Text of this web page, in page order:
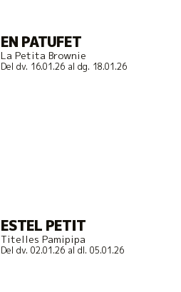
EN PATUFET
La Petita Brownie
Del dv. 16.01.26al dg. 18.01.26
ESTEL PETIT
Titelles Pamipipa
Del dv. 02.01.26al dl. 05.01.26